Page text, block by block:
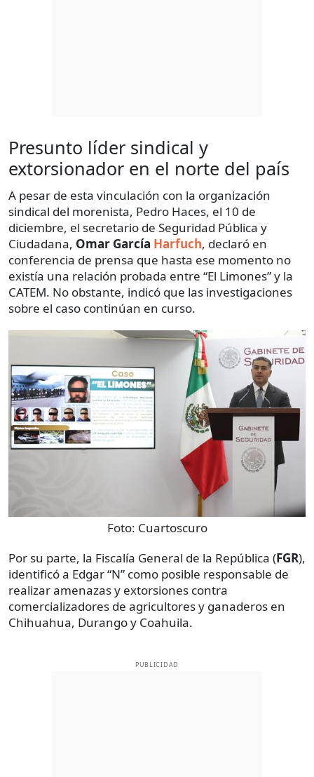
Presunto líder sindical y
extorsionador en el norte del país
A pesar de esta vinculación con la organización
sindical del morenista, Pedro Haces, el 10 de
diciembre, el secretario de Seguridad Pública y
Ciudadana, Omar García Harfuch, declaró en
conferencia de prensa que hasta ese momento no
existía una relación probada entre “El Limones” y la
CATEM. No obstante, indicó que las investigaciones
sobre el caso continúan en curso.
Foto: Cuartoscuro
Por su parte, la Fiscalía General de la República (FGR),
identificó a Edgar “N” como posible responsable de
realizar amenazas y extorsiones contra
comercializadores de agricultores y ganaderos en
Chihuahua, Durango y Coahuila.
PUBLICIDAD